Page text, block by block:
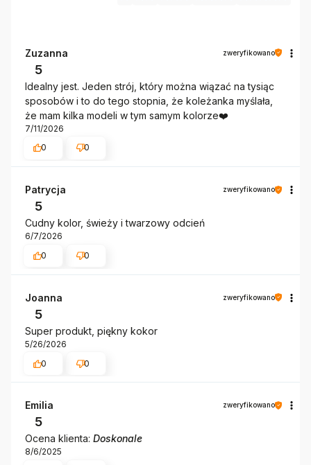
Zuzanna zweryfikowano
5
Idealny jest. Jeden strój, który można wiązać na tysiąc
sposobów i to do tego stopnia, że koleżanka myślała,
że mam kilka modeli w tym samym kolorze❤️
7/11/2026
0
0
Patrycja zweryfikowano
5
Cudny kolor, świeży i twarzowy odcień
6/7/2026
0
0
Joanna zweryfikowano
5
Super produkt, piękny kokor
5/26/2026
0
0
Emilia zweryfikowano
5
Ocena klienta: Doskonale
8/6/2025